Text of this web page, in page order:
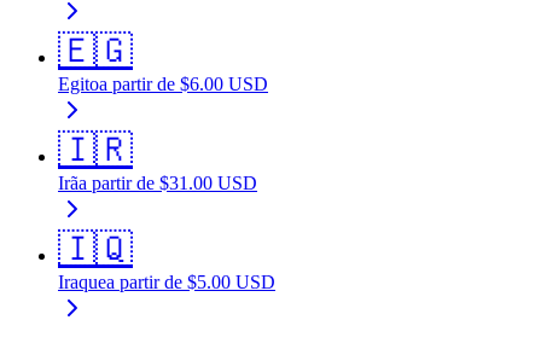
🇪🇬
Egitoa partir de $6.00 USD
🇮🇷
Irãa partir de $31.00 USD
🇮🇶
Iraquea partir de $5.00 USD